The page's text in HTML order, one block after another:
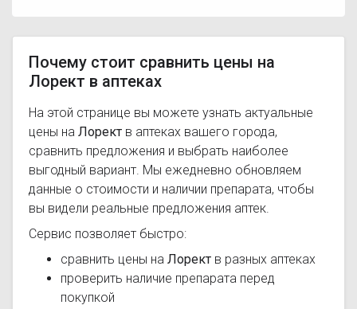
Почему стоит сравнить цены на
Лорект в аптеках
На этой странице вы можете узнать актуальные
цены на Лорект в аптеках вашего города,
сравнить предложения и выбрать наиболее
выгодный вариант. Мы ежедневно обновляем
данные о стоимости и наличии препарата, чтобы
вы видели реальные предложения аптек.
Сервис позволяет быстро:
сравнить цены на Лорект в разных аптеках
проверить наличие препарата перед
покупкой